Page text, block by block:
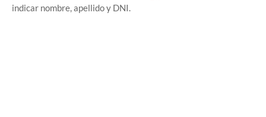
indicar nombre, apellido y DNI.